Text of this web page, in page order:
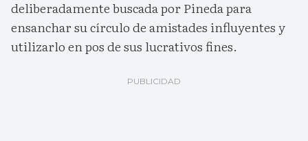
deliberadamente buscada por Pineda para
ensanchar su círculo de amistades influyentes y
utilizarlo en pos de sus lucrativos fines.